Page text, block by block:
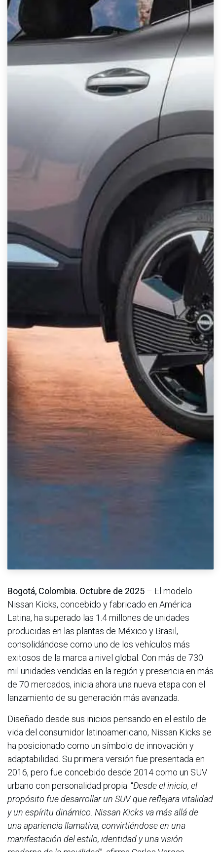
Bogotá, Colombia. Octubre de 2025 – El modelo
Nissan Kicks, concebido y fabricado en América
Latina, ha superado las 1.4 millones de unidades
producidas en las plantas de México y Brasil,
consolidándose como uno de los vehículos más
exitosos de la marca a nivel global. Con más de 730
mil unidades vendidas en la región y presencia en más
de 70 mercados, inicia ahora una nueva etapa con el
lanzamiento de su generación más avanzada.
Diseñado desde sus inicios pensando en el estilo de
vida del consumidor latinoamericano, Nissan Kicks se
ha posicionado como un símbolo de innovación y
adaptabilidad. Su primera versión fue presentada en
2016, pero fue concebido desde 2014 como un SUV
urbano con personalidad propia. “Desde el inicio, el
propósito fue desarrollar un SUV que reflejara vitalidad
y un espíritu dinámico. Nissan Kicks va más allá de
una apariencia llamativa, convirtiéndose en una
manifestación del estilo, identidad y una visión